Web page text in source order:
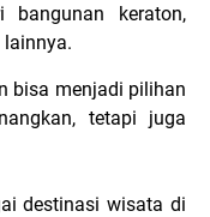
keraton,
lainnya.
bisa menjadi pilihan
tetapi juga
destinasi wisata di